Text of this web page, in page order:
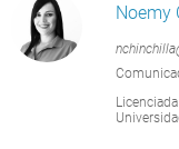
Noemy